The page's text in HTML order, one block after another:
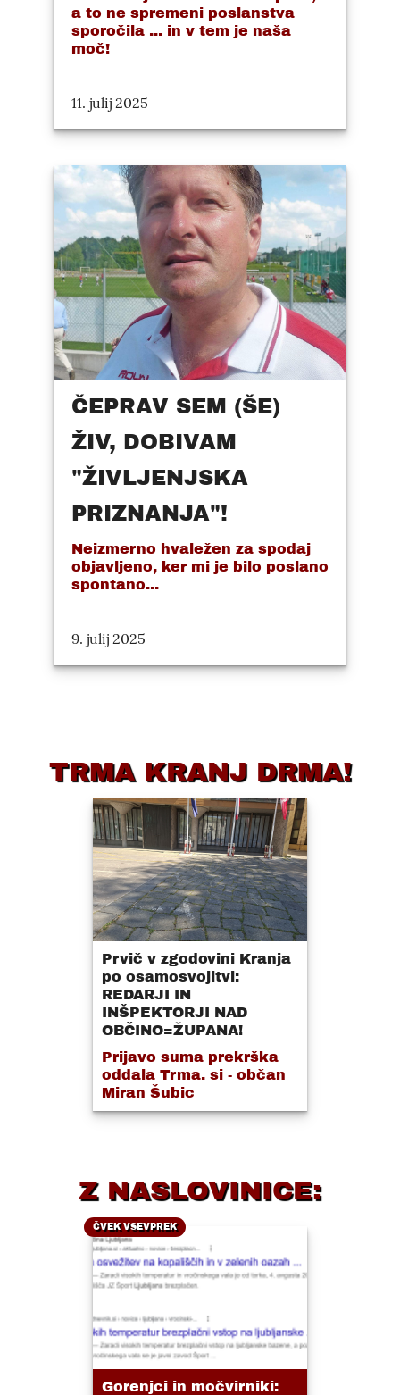
a to ne spremeni poslanstva
sporočila ... in v tem je naša
moč!
11. julij 2025
ČEPRAV SEM (ŠE)
ŽIV, DOBIVAM
"ŽIVLJENJSKA
PRIZNANJA"!
Neizmerno hvaležen za spodaj
objavljeno, ker mi je bilo poslano
spontano...
9. julij 2025
TRMA KRANJ DRMA!
Prvič v zgodovini Kranja
po osamosvojitvi:
REDARJI IN
INŠPEKTORJI NAD
OBČINO=ŽUPANA!
Prijavo suma prekrška
oddala Trma. si - občan
Miran Šubic
Z NASLOVINICE:
ČVEK VSEVPREK
Gorenjci in močvirniki: